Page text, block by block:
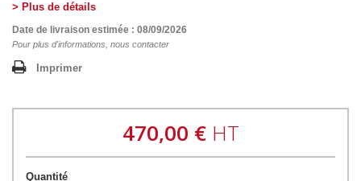
> Plus de détails
Date de livraison estimée : 08/09/2026
Pour plus d'informations, nous contacter
Imprimer
470,00 €HT
Quantité